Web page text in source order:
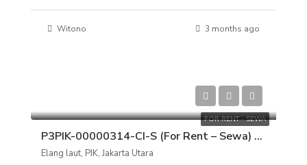
Witono 3 months ago
FOR RENT - SEWA
P3PIK-00000314-CI-S (For Rent – Sewa) Ruko Toho Elang Laut, PIK, Jakarta Utara
Elang laut, PIK, Jakarta Utara